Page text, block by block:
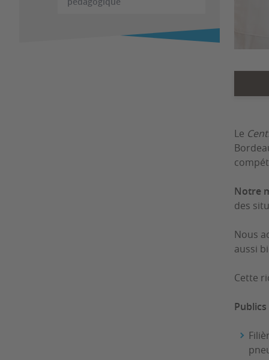
Le
Notre
des
Nous
aussi
Cette